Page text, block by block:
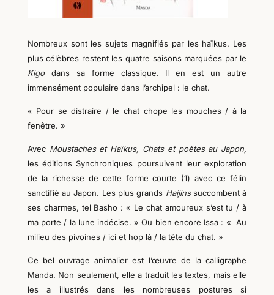
Nombreux sont les sujets magnifiés par les haïkus. Les
plus célèbres restent les quatre saisons marquées par le
Kigodans sa forme classique. Il en est un autre
immensément populaire dans l’archipel : le chat.
« Pour se distraire / le chat chope les mouches / à la
fenêtre. »
Avec Moustaches et Haïkus, Chats et poètes au Japon,
les éditions Synchroniques poursuiventleurexploration
de la richesse de cette forme courte (1) avec ce félin
sanctifié au Japon. Les plus grands Haijinssuccombent à
ses charmes, tel Basho : « Le chat amoureux s’est tu / à
ma porte / la lune indécise. » Ou bien encore Issa : « Au
milieu des pivoines / ici et hop là / la tête du chat. »
Ce bel ouvrage animalier est l’œuvre de la calligraphe
Manda. Non seulement, elle a traduit les textes, mais elle
les a illustrés dans les nombreuses postures si